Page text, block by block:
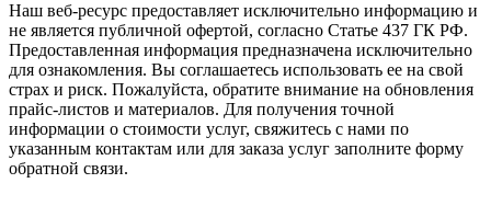
Наш веб-ресурс предоставляет исключительно информацию и
не является публичной офертой, согласно Статье 437 ГК РФ.
Предоставленная информация предназначена исключительно
для ознакомления. Вы соглашаетесь использовать ее на свой
страх и риск. Пожалуйста, обратите внимание на обновления
прайс-листов и материалов. Для получения точной
информации о стоимости услуг, свяжитесь с нами по
указанным контактам или для заказа услуг заполните форму
обратной связи.